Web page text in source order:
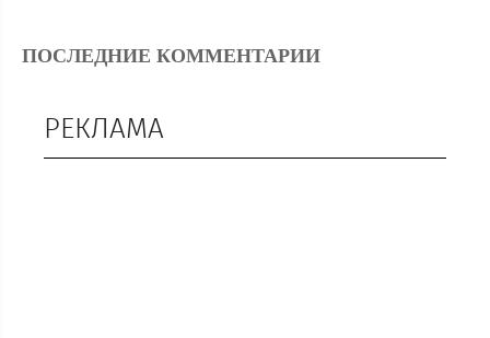
ПОСЛЕДНИЕ КОММЕНТАРИИ
РЕКЛАМА